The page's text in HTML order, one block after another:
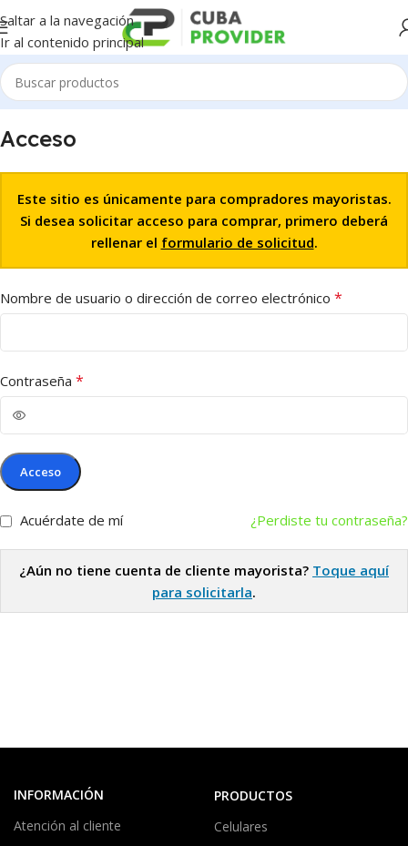
Saltar a la navegación
Ir al contenido principal
Acceso
Este sitio es únicamente para compradores mayoristas.
Si desea solicitar acceso para comprar, primero deberá
rellenar el formulario de solicitud.
Nombre de usuario o dirección de correo electrónico *
Contraseña *
Acceso
¿Perdiste tu contraseña?
Acuérdate de mí
¿Aún no tiene cuenta de cliente mayorista? Toque aquí
para solicitarla.
INFORMACIÓN
Atención al cliente
PRODUCTOS
Celulares